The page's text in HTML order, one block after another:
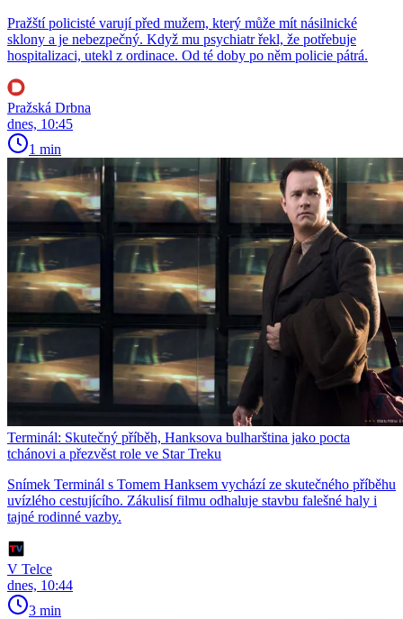
Pražští policisté varují před mužem, který může mít násilnické
sklony a je nebezpečný. Když mu psychiatr řekl, že potřebuje
hospitalizaci, utekl z ordinace. Od té doby po něm policie pátrá.
Pražská Drbna
dnes, 10:45
1 min
Terminál: Skutečný příběh, Hanksova bulharština jako pocta
tchánovi a přezvěst role ve Star Treku
Snímek Terminál s Tomem Hanksem vychází ze skutečného příběhu
uvízlého cestujícího. Zákulisí filmu odhaluje stavbu falešné haly i
tajné rodinné vazby.
V Telce
dnes, 10:44
3 min